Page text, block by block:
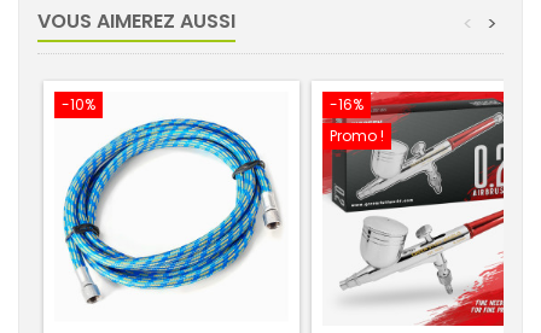
VOUS AIMEREZ AUSSI >
<
-10%
-16%
Promo !